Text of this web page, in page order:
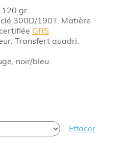
gr.
300D/190T. Matière
GRS
Transfert quadri.
noir/bleu
Effacer